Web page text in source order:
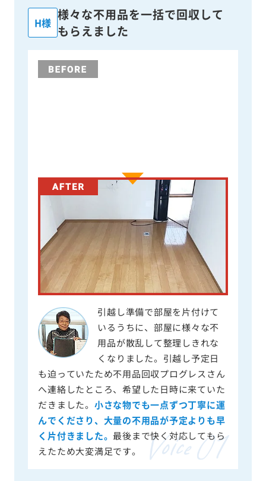
H様
様々な不用品を一括で回収して
もらえました
引越し準備で部屋を片付けて
いるうちに、部屋に様々な不
用品が散乱して整理しきれな
くなりました。引越し予定日
も迫っていたため不用品回収プログレスさん
へ連絡したところ、希望した日時に来ていた
だきました。 小さな物でも一点ずつ丁寧に運
んでくださり、大量の不用品が予定よりも早
く片付きました。 最後まで快く対応してもら
えたため大変満足です。